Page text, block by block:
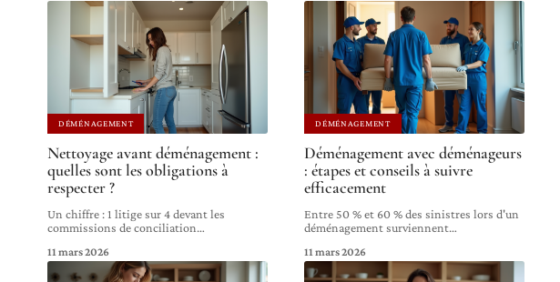
DÉMÉNAGEMENT
Nettoyage avant déménagement :
quelles sont les obligations à
respecter ?
Un chiffre : 1 litige sur 4 devant les
commissions de conciliation…
11 mars 2026
DÉMÉNAGEMENT
Déménagement avec déménageurs
: étapes et conseils à suivre
efficacement
Entre 50 % et 60 % des sinistres lors d'un
déménagement surviennent…
11 mars 2026